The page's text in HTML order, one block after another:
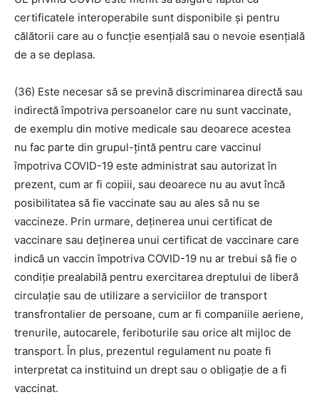
Ionuț Parghel
2de 2
certificatele interoperabile sunt disponibile și pentru
călătorii care au o funcție esențială sau o nevoie esențială
de a se deplasa.
(36) Este necesar să se prevină discriminarea directă sau
indirectă împotriva persoanelor care nu sunt vaccinate,
de exemplu din motive medicale sau deoarece acestea
nu fac parte din grupul-țintă pentru care vaccinul
împotriva COVID-19 este administrat sau autorizat în
prezent, cum ar fi copiii, sau deoarece nu au avut încă
posibilitatea să fie vaccinate sau au ales să nu se
vaccineze. Prin urmare, deținerea unui certificat de
vaccinare sau deținerea unui certificat de vaccinare care
indică un vaccin împotriva COVID-19 nu ar trebui să fie o
condiție prealabilă pentru exercitarea dreptului de liberă
circulație sau de utilizare a serviciilor de transport
transfrontalier de persoane, cum ar fi companiile aeriene,
trenurile, autocarele, feriboturile sau orice alt mijloc de
transport. În plus, prezentul regulament nu poate fi
interpretat ca instituind un drept sau o obligație de a fi
vaccinat.